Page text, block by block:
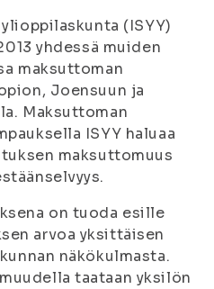
(ISYY)
yhdessä muiden
maksuttoman
Joensuun ja
Maksuttoman
ISYY haluaa
maksuttomuus
on tuoda esille
arvoa yksittäisen
näkökulmasta.
taataan yksilön